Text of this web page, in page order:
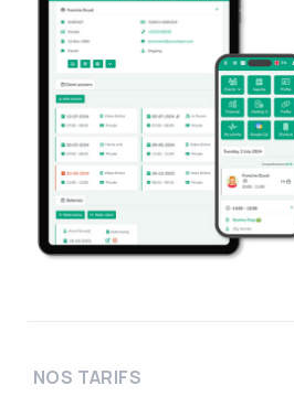
NOS TARIFS